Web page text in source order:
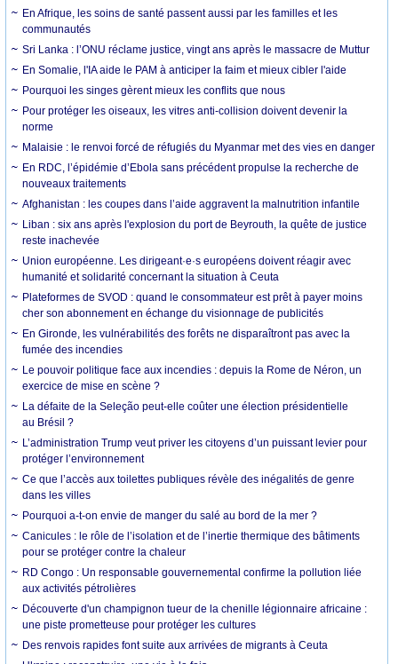
En Afrique, les soins de santé passent aussi par les familles et les
communautés
Sri Lanka : l’ONU réclame justice, vingt ans après le massacre de Muttur
En Somalie, l'IA aide le PAM à anticiper la faim et mieux cibler l'aide
Pourquoi les singes gèrent mieux les conflits que nous
Pour protéger les oiseaux, les vitres anti-collision doivent devenir la
norme
Malaisie : le renvoi forcé de réfugiés du Myanmar met des vies en danger
En RDC, l’épidémie d’Ebola sans précédent propulse la recherche de
nouveaux traitements
Afghanistan : les coupes dans l’aide aggravent la malnutrition infantile
Liban : six ans après l'explosion du port de Beyrouth, la quête de justice
reste inachevée
Union européenne. Les dirigeant·e·s européens doivent réagir avec
humanité et solidarité concernant la situation à Ceuta
Plateformes de SVOD : quand le consommateur est prêt à payer moins
cher son abonnement en échange du visionnage de publicités
En Gironde, les vulnérabilités des forêts ne disparaîtront pas avec la
fumée des incendies
Le pouvoir politique face aux incendies : depuis la Rome de Néron, un
exercice de mise en scène ?
La défaite de la Seleção peut-elle coûter une élection présidentielle
au Brésil ?
L’administration Trump veut priver les citoyens d’un puissant levier pour
protéger l’environnement
Ce que l’accès aux toilettes publiques révèle des inégalités de genre
dans les villes
Pourquoi a-t-on envie de manger du salé au bord de la mer ?
Canicules : le rôle de l’isolation et de l’inertie thermique des bâtiments
pour se protéger contre la chaleur
RD Congo : Un responsable gouvernemental confirme la pollution liée
aux activités pétrolières
Découverte d'un champignon tueur de la chenille légionnaire africaine :
une piste prometteuse pour protéger les cultures
Des renvois rapides font suite aux arrivées de migrants à Ceuta